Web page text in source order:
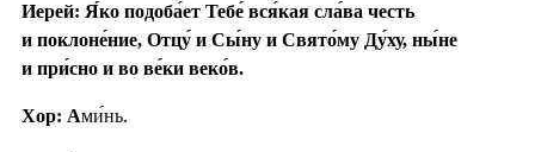
Иерей: Я́ко подоба́ет Тебе́ вся́кая сла́ва честь
и поклоне́ние, Отцу́ и Сы́ну и Свято́му Ду́ху, ны́не
и при́сно и во ве́ки веко́в.
Хор: Ами́нь.